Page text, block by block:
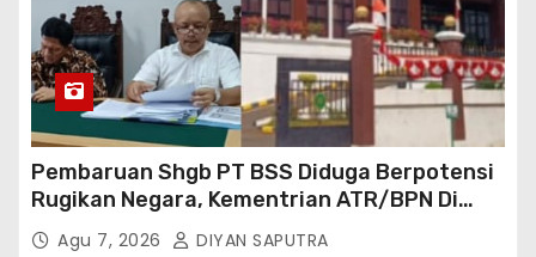
Pembaruan Shgb PT BSS Diduga Berpotensi
Rugikan Negara, Kementrian ATR/BPN Di
Gugat Di PTUN Jakarta
Agu 7, 2026 DIYAN SAPUTRA